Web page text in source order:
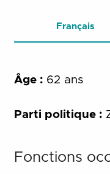
Français
Âge : 62 ans
Parti politique :
Fonctions